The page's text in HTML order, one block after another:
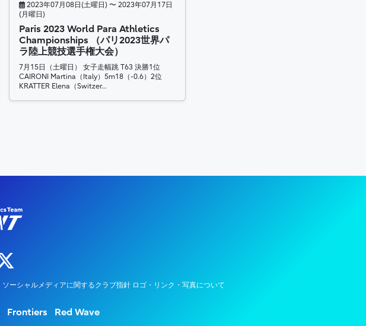
2023年07月08日(土曜日) 〜 2023年07月17日
(月曜日)
Paris 2023 World Para Athletics
Championships （パリ2023世界パ
ラ陸上競技選手権大会）
7月15日（土曜日） 女子走幅跳 T63 決勝1位
CAIRONI Martina（Italy）5m18（-0.6）2位
KRATTER Elena（Switzer…
ソーシャルメディアに関するクラブ指針 ロゴ・リンク・写真について
Frontiers Red Wave